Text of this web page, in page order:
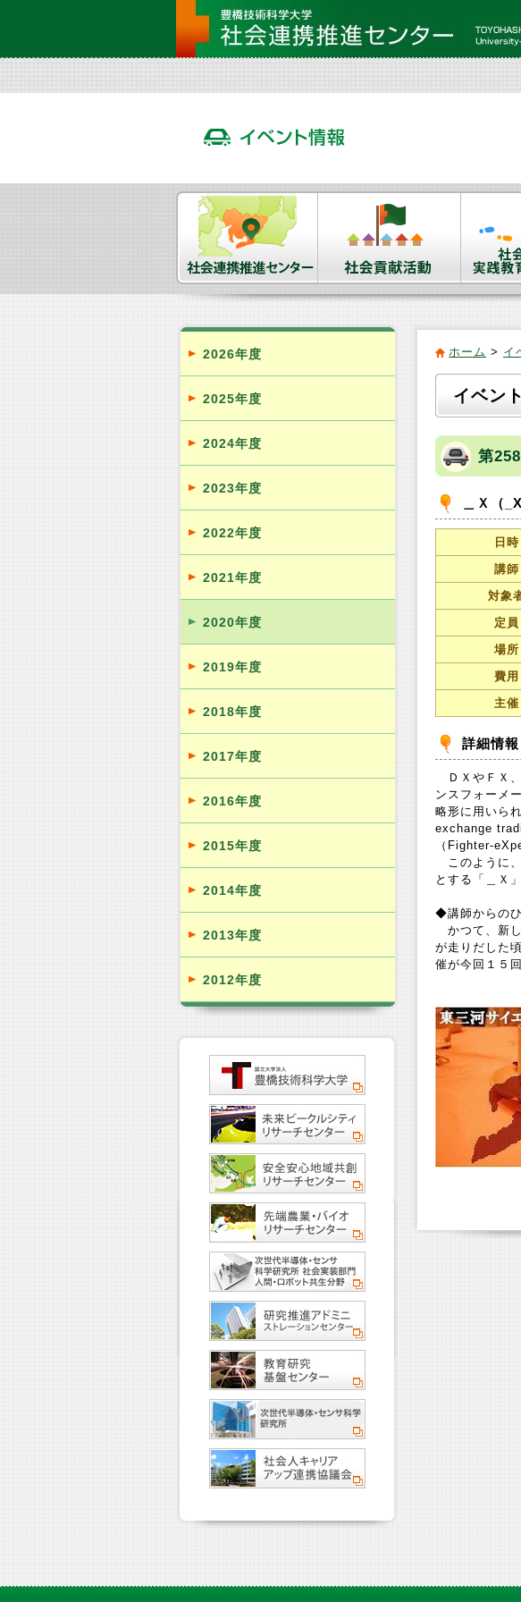
ホーム > イ
イベン
第
＿Ｘ（
日時
講師
対象
定員
場所
費用
主催
詳細情報
ＤＸやＦＸ
ンスフォーメ
略形に用いら
exchange
（Fighter-
このように
とする「＿Ｘ
◆講師からの
かつて、新
が走りだした
催が今回１５
2026年度
2025年度
2024年度
2023年度
2022年度
2021年度
2020年度
2019年度
2018年度
2017年度
2016年度
2015年度
2014年度
2013年度
2012年度